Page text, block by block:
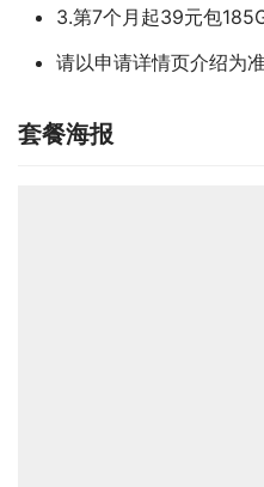
3.第7个月起39元包
请以申请详情页介绍为
套餐海报